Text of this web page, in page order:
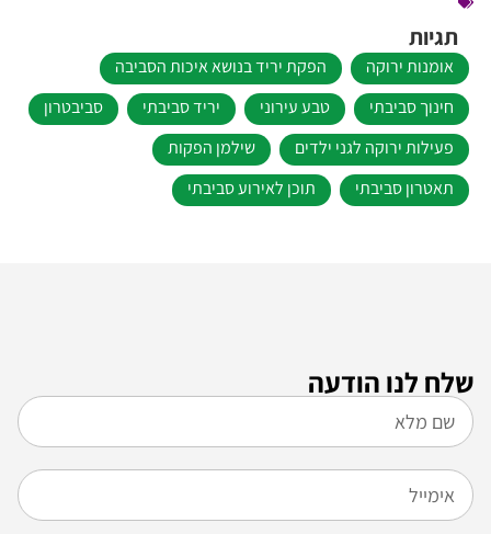
תגיות
אומנות ירוקה
הפקת יריד בנושא איכות הסביבה
חינוך סביבתי
טבע עירוני יריד סביבתי
סביבטרון
פעילות ירוקה לגני ילדים
שילמן הפקות
תאטרון סביבתי
תוכן לאירוע סביבתי
שלח לנו הודעה